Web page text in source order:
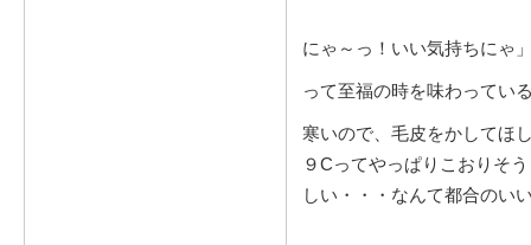
にゃ～っ！いい気持ちにゃ
って至福の時を味わってい
寒いので、毛皮をかしてほ
９Cってやっぱりこおりそ
しい・・・なんて都合のい